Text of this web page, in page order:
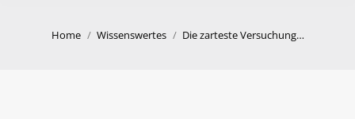
You are here:
Home Wissenswertes Die zarteste Versuchung…